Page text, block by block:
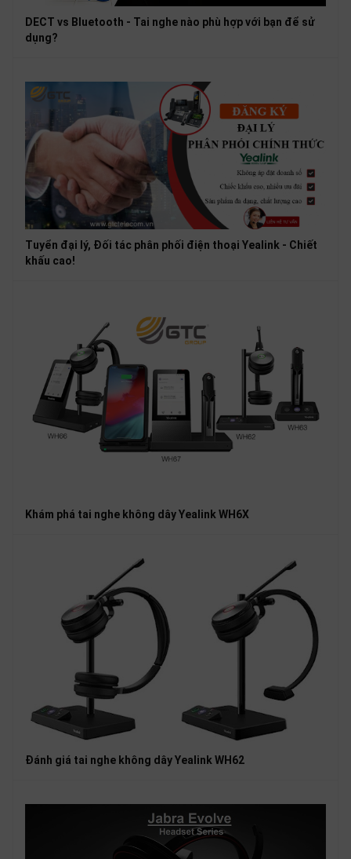
DECT vs Bluetooth - Tai nghe nào phù hợp với bạn để sử
dụng?
Tuyển đại lý, Đối tác phân phối điện thoại Yealink - Chiết
khấu cao!
Khám phá tai nghe không dây Yealink WH6X
Đánh giá tai nghe không dây Yealink WH62